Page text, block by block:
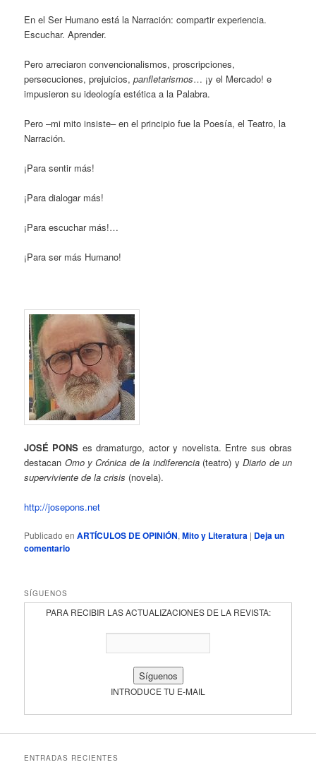
En el Ser Humano está la Narración: compartir experiencia.
Escuchar. Aprender.
Pero arreciaron convencionalismos, proscripciones,
persecuciones, prejuicios,panfletarismos… ¡y el Mercado! e
impusieron su ideología estética a la Palabra.
Pero –mi mito insiste– en el principio fue la Poesía, el Teatro, la
Narración.
¡Para sentir más!
¡Para dialogar más!
¡Para escuchar más!…
¡Para ser más Humano!
JOSÉ PONS es dramaturgo, actor y novelista. Entre sus obras
destacan Omo y Crónica de la indiferencia(teatro) yDiario de un
superviviente de la crisis (novela).
http://josepons.net
Publicado en ARTÍCULOS DE OPINIÓN,Mito y Literatura | Deja un
comentario
SÍGUENOS
PARA RECIBIR LAS ACTUALIZACIONES DE LA REVISTA:
INTRODUCE TU E-MAIL
ENTRADAS RECIENTES